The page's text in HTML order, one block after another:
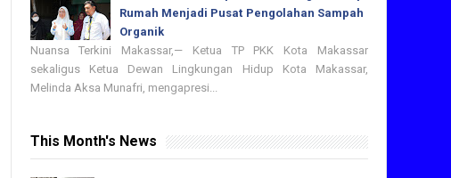
Rumah Menjadi Pusat Pengolahan Sampah
Organik
Nuansa Terkini Makassar,— Ketua TP PKK Kota Makassar
sekaligus Ketua Dewan Lingkungan Hidup Kota Makassar,
Melinda Aksa Munafri, mengapresi...
This Month's News